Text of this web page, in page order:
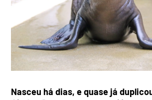
Nasceu há dias, e quase já